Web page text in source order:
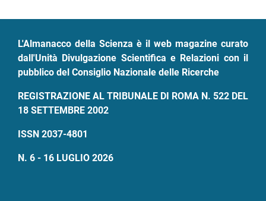
L'Almanacco della Scienza è il web magazine curato
dall'Unità Divulgazione Scientifica e Relazioni con il
pubblico del Consiglio Nazionale delle Ricerche
REGISTRAZIONE AL TRIBUNALE DI ROMA N. 522 DEL
18 SETTEMBRE 2002
ISSN 2037-4801
N. 6 - 16 LUGLIO 2026